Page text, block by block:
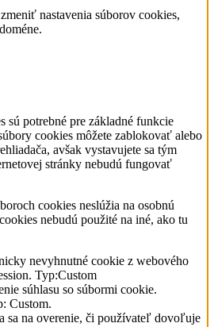
nastavenia súborov cookies,
sú potrebné pre základné funkcie
cookies môžete zablokovať alebo
avšak vystavujete sa tým
stránky nebudú fungovať
cookies neslúžia na osobnú
nebudú použité na iné, ako tu
nevyhnutné cookie z webového
Typ:Custom
súhlasu so súbormi cookie.
Custom.
sa na overenie, či používateľ dovoľuje